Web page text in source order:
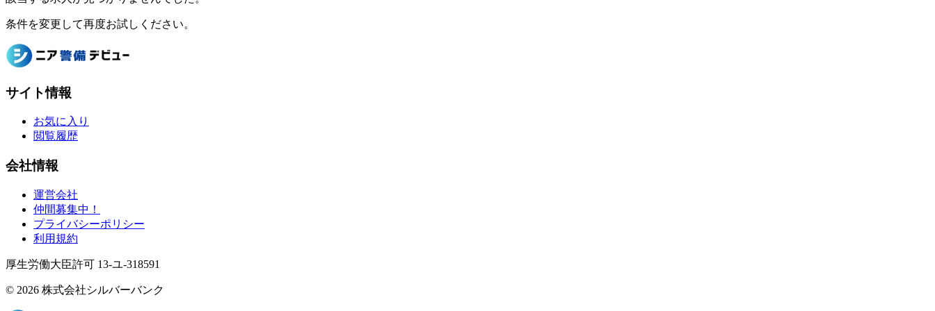
条件を変更して再度お試しください。
サイト情報
お気に入り
閲覧履歴
会社情報
運営会社
仲間募集中！
プライバシーポリシー
利用規約
厚生労働大臣許可 13-ユ-318591
© 2026 株式会社シルバーバンク